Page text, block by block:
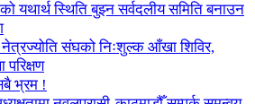
यथार्थ स्थिति बुझ्न सर्वदलीय समिति बनाउन
नेत्रज्योति संघको निःशुल्क आँखा शिविर,
भ्रम !